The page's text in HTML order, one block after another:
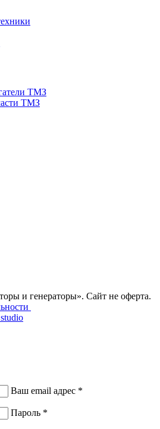
ТМЗ
ТМЗ
и генераторы». Сайт не оферта.
Ваш email адрес *
Пароль *